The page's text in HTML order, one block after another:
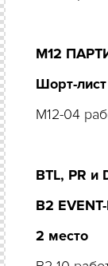
М12
Шорт-лист
M12-04
BTL, PR и
B2
2